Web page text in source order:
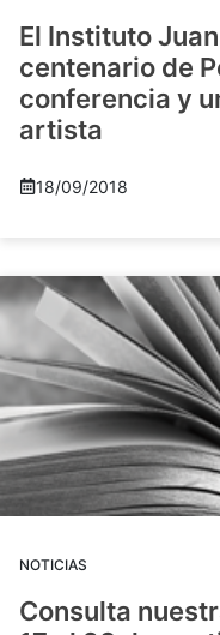
El Instituto
centenario de
conferencia y
artista
18/09/2018
NOTICIAS
Consulta